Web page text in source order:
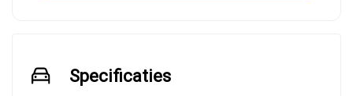
Specificaties